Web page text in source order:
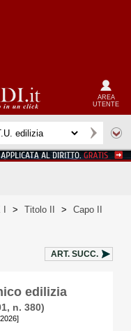
AREA
UTENTE
> Titolo II >
Capo II
ART. SUCC.
edilizia
n. 380)